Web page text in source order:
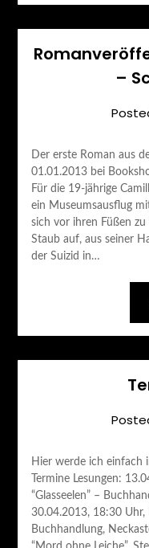
–
Der erste Roman aus
01.01.2013 bei
Für die 19-jährige
ein Museumsausflug
sich vor ihren Füßen zu
Staub auf, aus seiner
der Suizid in…
Hier werde ich einfach
Termine Lesungen:
“Glasseelen” –
30.04.2013, 18:30 Uhr,
Buchhandlung,